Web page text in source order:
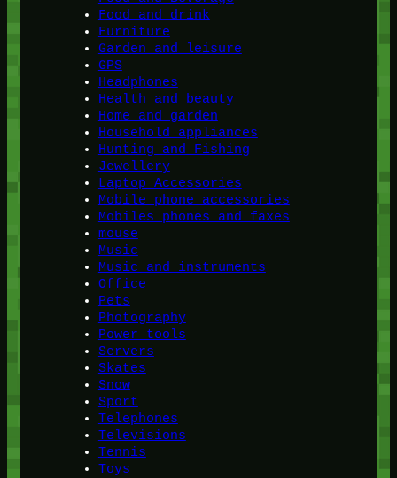
Food and drink
Furniture
Garden and leisure
GPS
Headphones
Health and beauty
Home and garden
Household appliances
Hunting and Fishing
Jewellery
Laptop Accessories
Mobile phone accessories
Mobiles phones and faxes
mouse
Music
Music and instruments
Office
Pets
Photography
Power tools
Servers
Skates
Snow
Sport
Telephones
Televisions
Tennis
Toys